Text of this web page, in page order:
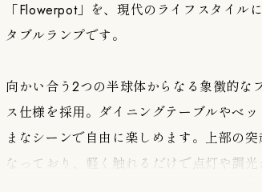
「Flowerpot」を、現代のライフスタイル
タブルランプです。
向かい合う2つの半球体からなる象徴的な
ス仕様を採用。ダイニングテーブルやベ
まなシーンで自由に楽しめます。上部の
なっており、軽く触れるだけで点灯や調光